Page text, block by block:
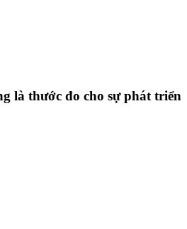
là thước đo cho sự phát triển